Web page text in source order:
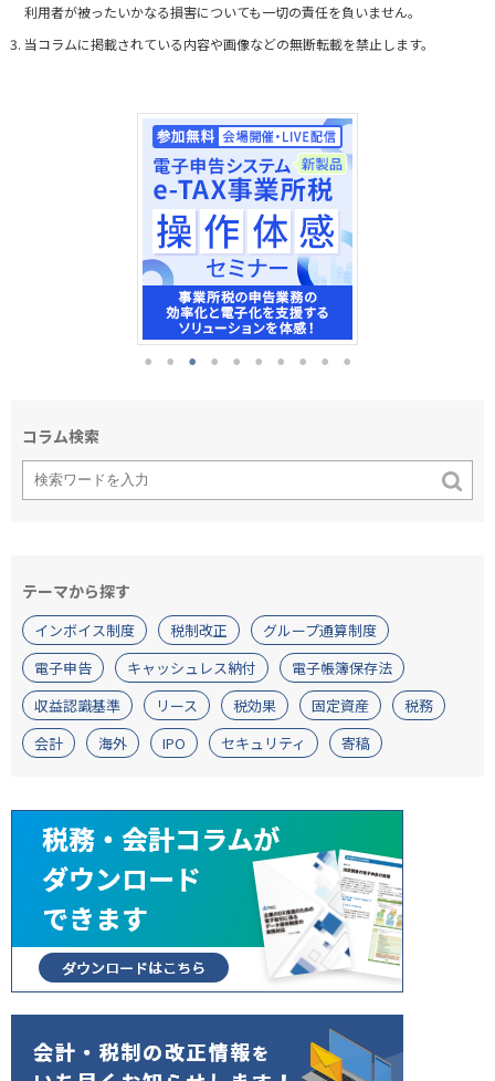
利用者が被ったいかなる損害についても一切の責任を負いません。
当コラムに掲載されている内容や画像などの無断転載を禁止します。
コラム検索
テーマから探す
インボイス制度 税制改正
グループ通算制度
電子申告
キャッシュレス納付
電子帳簿保存法
収益認識基準
リース 税効果 固定資産
税務
会計
海外 IPO セキュリティ 寄稿